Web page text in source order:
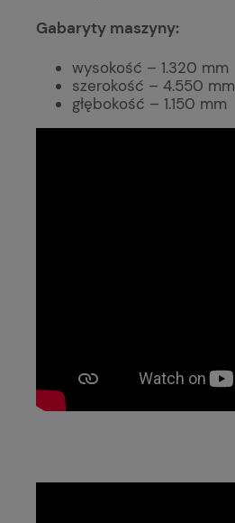
Gabaryty maszyny:
wysokość – 1.320 mm
szerokość – 4.550 mm
głębokość – 1.150 mm